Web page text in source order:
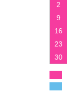
2
9
16
23
30